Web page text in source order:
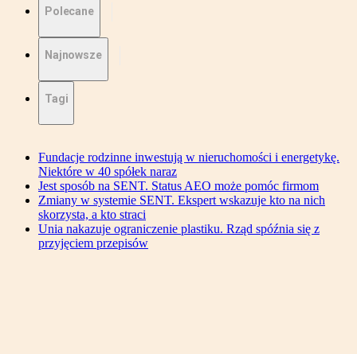
Polecane
Najnowsze
Tagi
Fundacje rodzinne inwestują w nieruchomości i energetykę.
Niektóre w 40 spółek naraz
Jest sposób na SENT. Status AEO może pomóc firmom
Zmiany w systemie SENT. Ekspert wskazuje kto na nich
skorzysta, a kto straci
Unia nakazuje ograniczenie plastiku. Rząd spóźnia się z
przyjęciem przepisów